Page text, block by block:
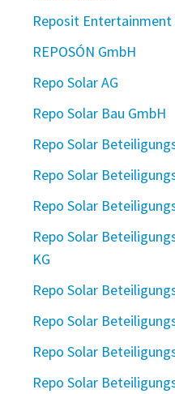
Reposit Entertainment
REPOSÓN GmbH
Repo Solar AG
Repo Solar Bau GmbH
Repo Solar
Repo Solar
Repo Solar
Repo Solar
KG
Repo Solar
Repo Solar
Repo Solar
Repo Solar